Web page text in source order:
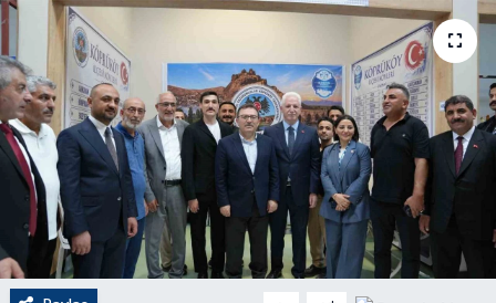
Dünya
EĞİTİM
EKONOMİ
English News
Finans